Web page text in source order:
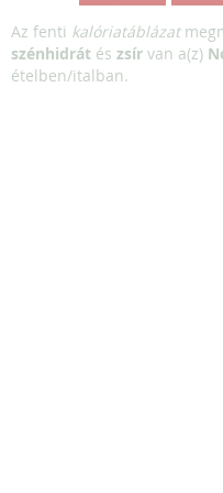
Az fenti kalóriatáblázat
szénhidrát és zsír van a(z)
ételben/italban.